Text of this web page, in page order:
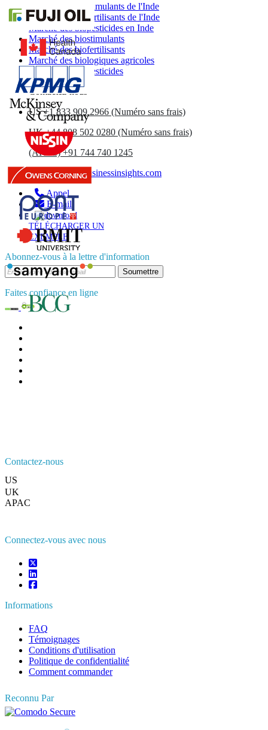
Marché des biostimulants de l'Inde
Marché des biofertilisants de l'Inde
Marché des biopesticides en Inde
Marché des biostimulants
Marché des biofertilisants
Marché des biologiques agricoles
Marché des biopesticides
Contactez-nous
US+1 833 909 2966 (Numéro sans frais)
UK+44 808 502 0280 (Numéro sans frais)
(APAC) +91 744 740 1245
sales@fortunebusinessinsights.com
Appel
E-mail
TÉLÉCHARGER UN
EXEMPLE
Abonnez-vous à la lettre d'information
Soumettre
Faites confiance en ligne
Contactez-nous
US
UK
APAC
Connectez-vous avec nous
Informations
FAQ
Témoignages
Conditions d'utilisation
Politique de confidentialité
Comment commander
Reconnu Par